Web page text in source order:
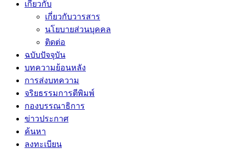
เกี่ยวกับ
เกี่ยวกับวารสาร
นโยบายส่วนบุคคล
ติดต่อ
ฉบับปัจจุบัน
บทความย้อนหลัง
การส่งบทความ
จริยธรรมการตีพิมพ์
กองบรรณาธิการ
ข่าวประกาศ
ค้นหา
ลงทะเบียน